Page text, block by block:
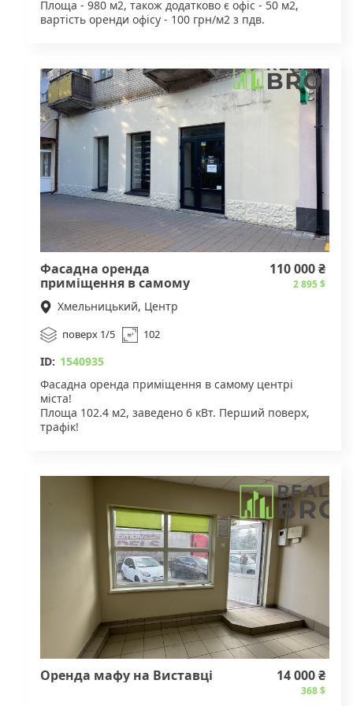
перегляду звертайтеся за вказаним номером
телефону.
Площа - 980 м2, також додатково є офіс - 50 м2,
вартість оренди офісу - 100 грн/м2 з пдв.
Фасадна оренда
приміщення в самому
центрі міста!
110 000 ₴
2 895 $
Хмельницький, Центр
поверх 1/5 102
ID: 1540935
Фасадна оренда приміщення в самому центрі
міста!
Площа 102.4 м2, заведено 6 кВт. Перший поверх,
трафік!
Оренда мафу на Виставці 14 000 ₴
368 $